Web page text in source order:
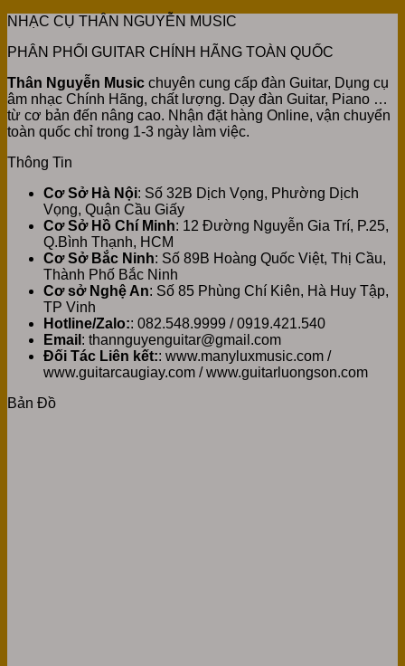
NHẠC CỤ THÂN NGUYỄN MUSIC
PHÂN PHỐI GUITAR CHÍNH HÃNG TOÀN QUỐC
Thân Nguyễn Music chuyên cung cấp đàn Guitar, Dụng cụ
âm nhạc Chính Hãng, chất lượng. Dạy đàn Guitar, Piano …
từ cơ bản đến nâng cao. Nhận đặt hàng Online, vận chuyển
toàn quốc chỉ trong 1-3 ngày làm việc.
Thông Tin
Cơ Sở Hà Nội: Số 32B Dịch Vọng, Phường Dịch
Vọng, Quận Cầu Giấy
Cơ Sở Hồ Chí Minh: 12 Đường Nguyễn Gia Trí, P.25,
Q.Bình Thạnh, HCM
Cơ Sở Bắc Ninh: Số 89B Hoàng Quốc Việt, Thị Cầu,
Thành Phố Bắc Ninh
Cơ sở Nghệ An: Số 85 Phùng Chí Kiên, Hà Huy Tập,
TP Vinh
Hotline/Zalo:: 082.548.9999 / 0919.421.540
Email : thannguyenguitar@gmail.com
Đối Tác Liên kết:: www.manyluxmusic.com /
www.guitarcaugiay.com / www.guitarluongson.com
Bản Đồ